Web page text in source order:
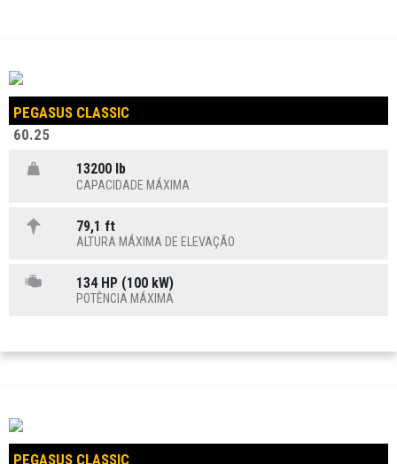
PEGASUS CLASSIC
60.25
13200 lb
CAPACIDADE MÁXIMA
79,1 ft
ALTURA MÁXIMA DE ELEVAÇÃO
134 HP (100 kW)
POTÊNCIA MÁXIMA
PEGASUS CLASSIC